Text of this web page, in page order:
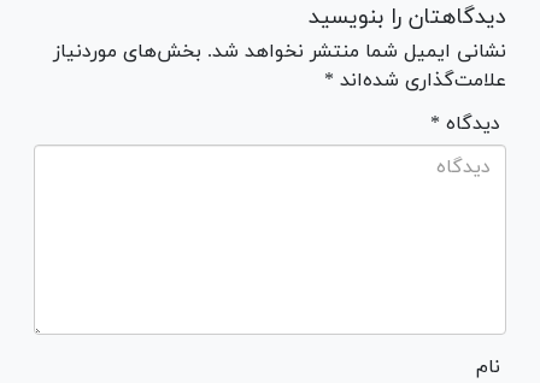
دیدگاهتان را بنویسید
نشانی ایمیل شما منتشر نخواهد شد. بخش‌های موردنیاز
علامت‌گذاری شده‌اند *
* دیدگاه
نام